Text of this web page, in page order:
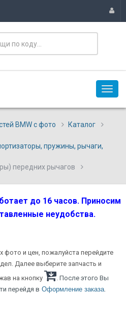
BMW с фото
Каталог
пружины, рычаги,
передних рычагов
до 16 часов. Приносим
неудобства.
фото и цен, пожалуйста перейдите
Далее выберите запчасть и
на кнопку
. После этого Вы
перейдя в Оформление заказа.